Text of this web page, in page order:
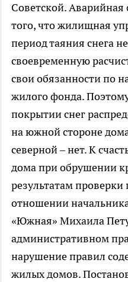
Советской. Аварийная
того, что жилищная
период таяния снега
своевременную
свои обязанности по
жилого фонда.
покрытии снег
на южной стороне
северной – нет. К
дома при обрушении
результатам проверки
отношении
«Южная» Михаила
административном
нарушение правил
жилых домов.